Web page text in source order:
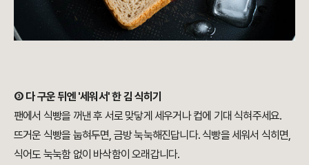
③ 다 구운 뒤엔 '세워서' 한 김 식히기
팬에서 식빵을 꺼낸 후 서로 맞닿게 세우거나 컵에 기대 식혀주세요.
뜨거운 식빵을 눕혀두면, 금방 눅눅해진답니다. 식빵을 세워서 식히면,
식어도 눅눅함 없이 바삭함이 오래갑니다.